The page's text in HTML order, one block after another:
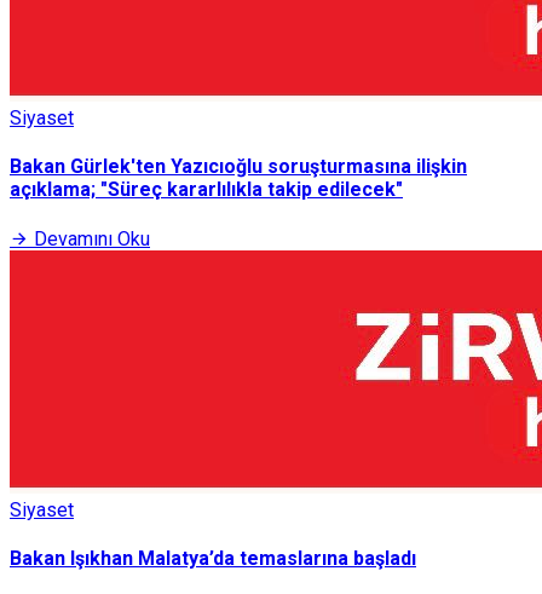
Siyaset
Bakan Gürlek'ten Yazıcıoğlu soruşturmasına ilişkin
açıklama; "Süreç kararlılıkla takip edilecek"
Devamını Oku
Siyaset
Bakan Işıkhan Malatya’da temaslarına başladı